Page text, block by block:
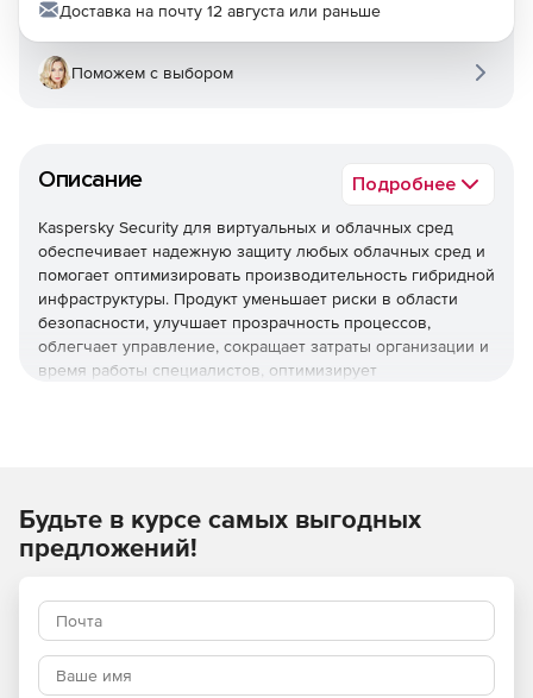
Описание Подробнее
Kaspersky Security для виртуальных и облачных сред
обеспечивает надежную защиту любых облачных сред и
помогает оптимизировать производительность гибридной
инфраструктуры. Продукт уменьшает риски в области
безопасности, улучшает прозрачность процессов,
облегчает управление, сокращает затраты организации и
время работы специалистов, оптимизирует
к угрозам разной сложности.
Основные преимущества
Надежная защита мирового уровня
Многоуровневые технологии проактивной защиты
обеспечивают эффективное противостояние различным
Доставка на почту 12 августа или раньше
Поможем с выбором
Будьте в курсе самых выгодных
предложений!